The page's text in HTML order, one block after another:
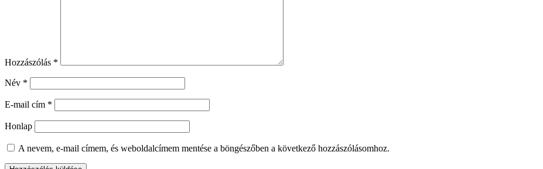
Hozzászólás *
Név *
E-mail cím *
Honlap
A nevem, e-mail címem, és weboldalcímem mentése a böngészőben a következő hozzászólásomhoz.